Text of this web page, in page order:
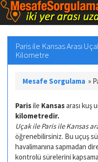
Paris ile Kansas Arası
Kilometre
Mesafe Sorgulama »
Parisile Kansasarası kuş
kilometredir.
Uçak ile Paris ile Kansas
öğrenebilirsiniz. Bu uçuş
havalimanına sapmadan
kontrolü sürelerini